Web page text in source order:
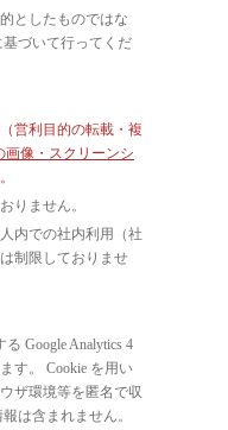
としたものではな
づいて行ってくだ
営利目的の転載・複
画像・スクリーンシ
。
りません。
内での社内利用（社
制限しておりませ
Google Analytics 4
す。 Cookie を用い
ザ環境等を匿名で収
は含まれません。